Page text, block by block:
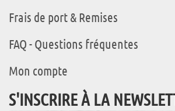
Frais de port & Remises
FAQ - Questions fréquentes
Mon compte
S'INSCRIRE À LA